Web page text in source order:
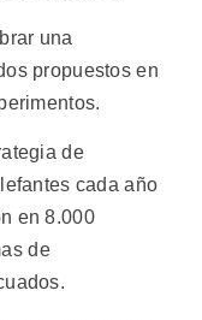
una
propuestos en
de
cada año
en 8.000
de